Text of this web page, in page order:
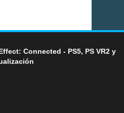
Connected - PS5, PS VR2 y